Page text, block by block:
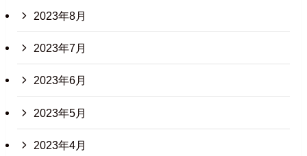
2023年8月
2023年7月
2023年6月
2023年5月
2023年4月